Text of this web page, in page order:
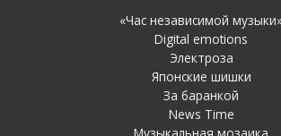
«Час независимой
Digital emotions
Электроза
Японскиe шишки
За баранкой
News Time